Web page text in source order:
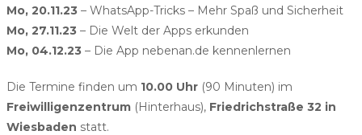
Mo, 20.11.23 – WhatsApp-Tricks – Mehr Spaß und Sicherheit
Mo, 27.11.23 – Die Welt der Apps erkunden
Mo, 04.12.23 – Die App nebenan.de kennenlernen
Die Termine finden um 10.00 Uhr (90 Minuten) im
Freiwilligenzentrum (Hinterhaus), Friedrichstraße 32 in
Wiesbaden statt.